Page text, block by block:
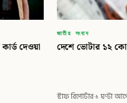
দেওয়া
জাতীয় সংবাদ
দেশে ভোটার ১২
স্টাফ রিপোর্টার·১ ঘণ্টা